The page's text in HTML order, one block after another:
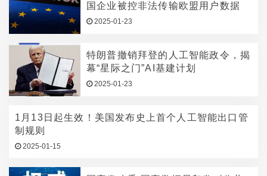
国企业被控非法传输欧盟用户数据
2025-01-23
特朗普撤销拜登的人工智能政令，揭
幕“星际之门”AI基建计划
2025-01-23
1月13日起生效！美国发布史上首个人工智能出口管
制规则
2025-01-15